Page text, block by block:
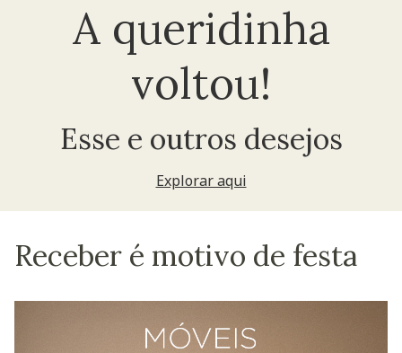
A queridinha
voltou!
Esse e outros desejos
Explorar aqui
Receber é motivo de festa